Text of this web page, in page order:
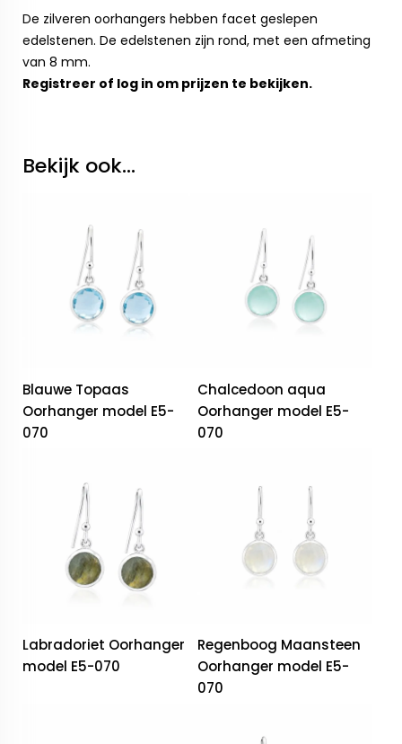
De zilveren oorhangers hebben facet geslepen
edelstenen. De edelstenen zijn rond, met een afmeting
van 8 mm.
Registreer of log in om prijzen te bekijken.
Bekijk ook...
Blauwe Topaas
Oorhanger model E5-
070
Chalcedoon aqua
Oorhanger model E5-
070
Labradoriet Oorhanger
model E5-070
Regenboog Maansteen
Oorhanger model E5-
070